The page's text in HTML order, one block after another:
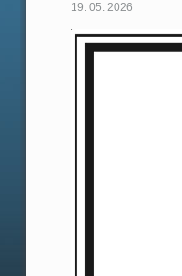
19. 05. 2026